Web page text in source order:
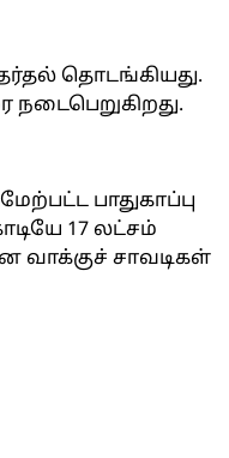
தொடங்கியது.
பாதுகாப்பு
17 லட்சம்
வாக்குச் சாவடிகள்